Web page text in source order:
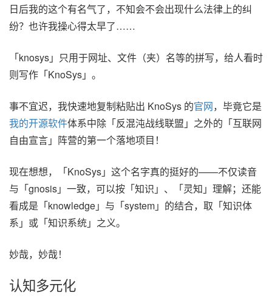
日后我的这个有名气了，不知会不会出现什么法律上的纠
纷？也许我操心得太早了……
「knosys」只用于网址、文件（夹）名等的拼写，给人看时
则写作「KnoSys」。
事不宜迟，我快速地复制粘贴出 KnoSys 的官网，毕竟它是
我的开源软件体系中除「反混沌战线联盟」之外的「互联网
自由宣言」阵营的第一个落地项目！
现在想想，「KnoSys」这个名字真的挺好的——不仅读音
与「gnosis」一致，可以按「知识」、「灵知」理解；还能
看成是「knowledge」与「system」的结合，取「知识体
系」或「知识系统」之义。
妙哉，妙哉！
认知多元化